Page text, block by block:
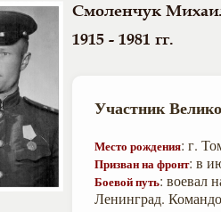
Смоленчук
1915 - 1981 гг.
Участник
Место рождения: г.
Призван на фронт: в
Боевой путь: воевал
Ленинград.